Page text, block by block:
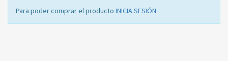
Para poder comprar el producto INICIA SESIÓN